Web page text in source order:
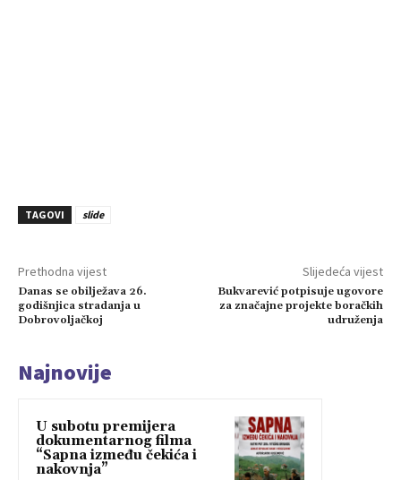
TAGOVI slide
Prethodna vijest
Danas se obilježava 26.
godišnjica stradanja u
Dobrovoljačkoj
Slijedeća vijest
Bukvarević potpisuje ugovore
za značajne projekte boračkih
udruženja
Najnovije
U subotu premijera
dokumentarnog filma
“Sapna između čekića i
nakovnja”